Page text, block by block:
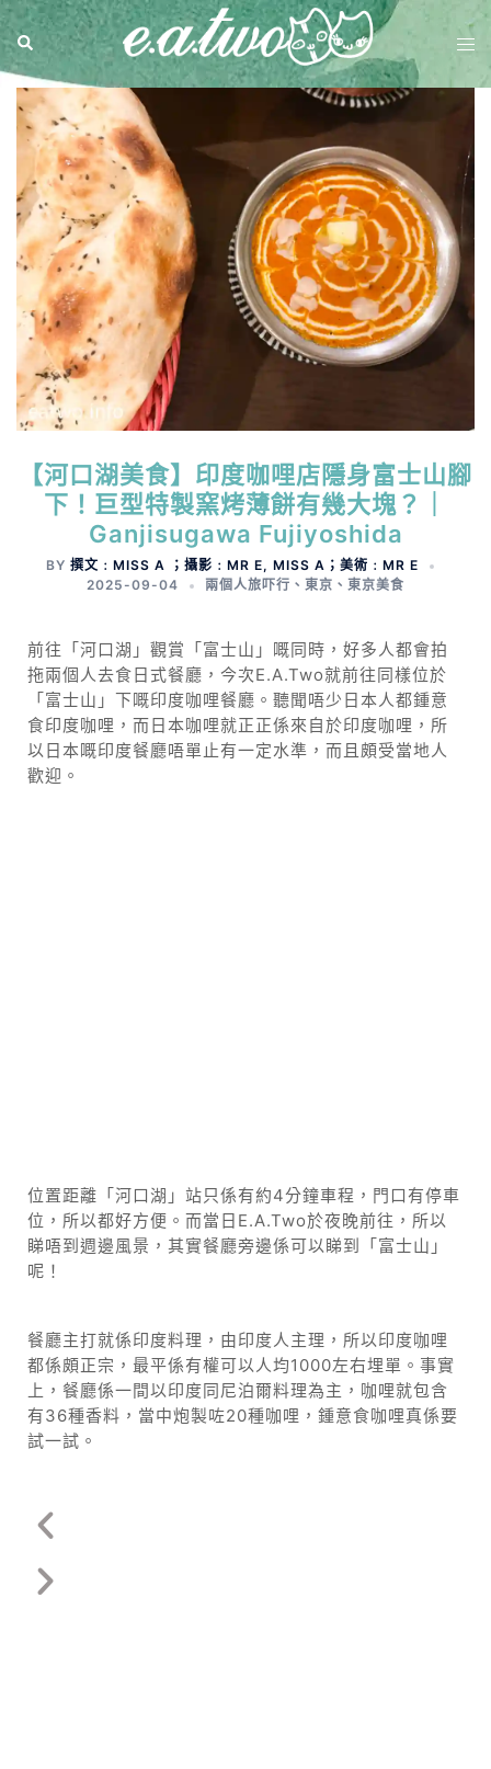
【河口湖美食】印度咖哩店隱身富士山腳
下！巨型特製窯烤薄餅有幾大塊？｜
Ganjisugawa Fujiyoshida
BY 撰文﹕MISS A ；攝影﹕MR E, MISS A；美術﹕MR E
2025-09-04
兩個人旅吓行 、 東京 、 東京美食
前往「河口湖」觀賞「富士山」嘅同時，好多人都會拍
拖兩個人去食日式餐廳，今次E.A.Two就前往同樣位於
「富士山」下嘅印度咖哩餐廳。聽聞唔少日本人都鍾意
食印度咖哩，而日本咖哩就正正係來自於印度咖哩，所
以日本嘅印度餐廳唔單止有一定水準，而且頗受當地人
歡迎。
位置距離「河口湖」站只係有約4分鐘車程，門口有停車
位，所以都好方便。而當日E.A.Two於夜晚前往，所以
睇唔到週邊風景，其實餐廳旁邊係可以睇到「富士山」
呢！
餐廳主打就係印度料理，由印度人主理，所以印度咖哩
都係頗正宗，最平係有權可以人均1000左右埋單。事實
上，餐廳係一間以印度同尼泊爾料理為主，咖哩就包含
有36種香料，當中炮製咗20種咖哩，鍾意食咖哩真係要
試一試。